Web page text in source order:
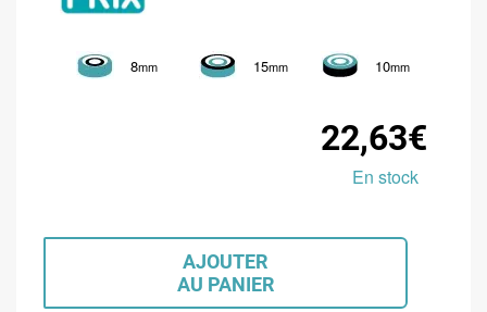
8mm 15mm 10mm
22,63€
En stock
AJOUTER
AU PANIER